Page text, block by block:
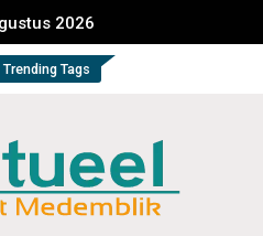
2026
Trending Tags